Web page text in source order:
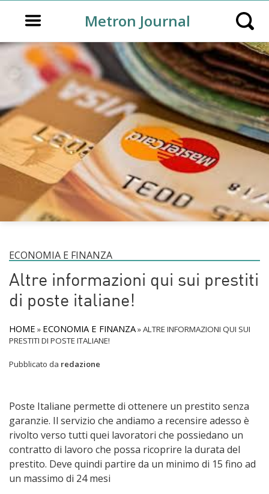
Open main menuMetron Journal Open
ECONOMIA E FINANZA
Altre informazioni qui sui prestiti
di poste italiane!
HOME » ECONOMIA E FINANZA»ALTRE INFORMAZIONI QUI SUI
PRESTITI DI POSTE ITALIANE!
Pubblicato da redazione
Poste Italiane permette di ottenere un prestito senza
garanzie. Il servizio che andiamo a recensire adesso è
rivolto verso tutti quei lavoratori che possiedano un
contratto di lavoro che possa ricoprire la durata del
prestito. Deve quindi partire da un minimo di 15 fino ad
un massimo di 24 mesi